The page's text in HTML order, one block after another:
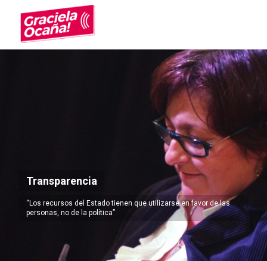
Transparencia
“Los recursos del Estado tienen que utilizarse en favor de las
personas, no de la política”